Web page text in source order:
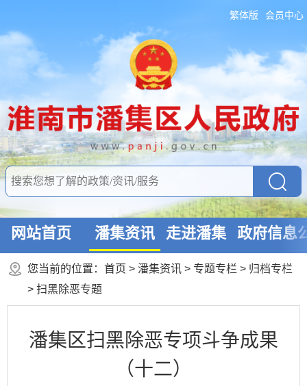
繁体版 会员中心
网站首页 潘集资讯 走进潘集 政府信息
您当前的位置： 首页 > 潘集资讯 > 专题专栏 > 归档专栏
> 扫黑除恶专题
潘集区扫黑除恶专项斗争成果
（十二）